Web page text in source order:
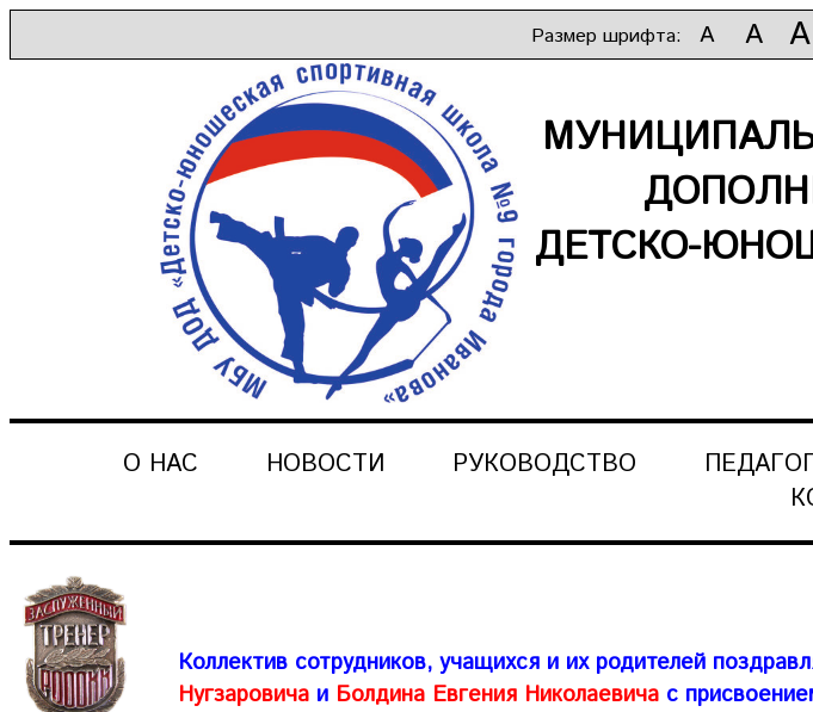
Размер шрифта: A A A
ДЕТСКО-
О НАС НОВОСТИ РУКОВОДСТВО
Коллектив сотрудников, учащихся и их родителей
Нугзаровича и Болдина Евгения Николаевича с